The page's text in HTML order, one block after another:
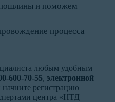
и поможем
процесса
любым удобным
600-70-55, электронной
начните регистрацию
центра «НТД